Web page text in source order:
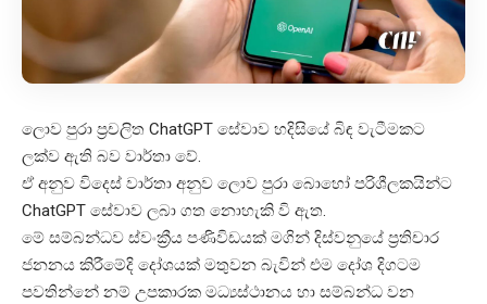
ලොව පුරා ප්‍රචලිත ChatGPT සේවාව හදිසියේ බිඳ වැටීමකට
ලක්ව ඇති බව වාර්තා වේ.
ඒ අනුව විදෙස් වාර්තා අනුව ලොව පුරා බොහෝ පරිශීලකයින්ට
ChatGPT සේවාව ලබා ගත නොහැකි වි ඇත.
මේ සම්බන්ධව ස්වංක්‍රීය පණිවිඩයක් මගින් දිස්වනුයේ ප්‍රතිචාර
ජනනය කිරීමේදි දෝශයක් මතුවන බැවින් එම දෝශ දිගටම
පවතින්නේ නම් උපකාරක මධ්‍යස්ථානය හා සම්බන්ධ වන